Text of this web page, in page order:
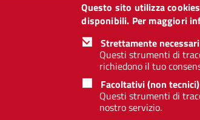
Collegamento
Facebook
Collegamento
a
Twitter
Collegamento
a
Instagram
Collegamento
a
LinkedIn
a
You
Tube
a
Redazione web Privacy Note legali
Questo sito utilizza
disponibili. Per maggiori
Strettamente
Questi strumenti di
richiedono il tuo
Facoltativi (non tecnici)
Questi strumenti di
nostro servizio.